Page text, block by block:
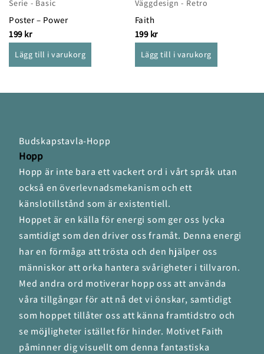
Serie - Basic
Poster – Power
199 kr
Lägg till i varukorg
Väggdesign - Retro
Faith
199 kr
Lägg till i varukorg
Budskapstavla-Hopp
Hopp
Hopp är inte bara ett vackert ord i vårt språk utan
också en överlevnadsmekanism och ett
känslotillstånd som är existentiell.
Hoppet är en källa för energi som ger oss lycka
samtidigt som den driver oss framåt. Denna energi
har en förmåga att trösta och den hjälper oss
människor att orka hantera svårigheter i tillvaron.
Med andra ord motiverar hopp oss att använda
våra tillgångar för att nå det vi önskar, samtidigt
som hoppet tillåter oss att känna framtidstro och
se möjligheter istället för hinder. Motivet Faith
påminner dig visuellt om denna fantastiska